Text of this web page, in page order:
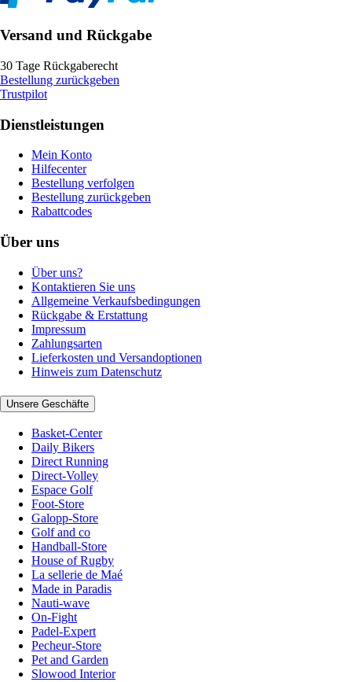
Versand und Rückgabe
30 Tage Rückgaberecht
Bestellung zurückgeben
Trustpilot
Dienstleistungen
Mein Konto
Hilfecenter
Bestellung verfolgen
Bestellung zurückgeben
Rabattcodes
Über uns
Über uns?
Kontaktieren Sie uns
Allgemeine Verkaufsbedingungen
Rückgabe & Erstattung
Impressum
Zahlungsarten
Lieferkosten und Versandoptionen
Hinweis zum Datenschutz
Unsere Geschäfte
Basket-Center
Daily Bikers
Direct Running
Direct-Volley
Espace Golf
Foot-Store
Galopp-Store
Golf and co
Handball-Store
House of Rugby
La sellerie de Maé
Made in Paradis
Nauti-wave
On-Fight
Padel-Expert
Pecheur-Store
Pet and Garden
Slowood Interior